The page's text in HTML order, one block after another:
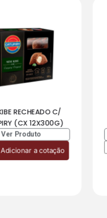
RECHEADO C/
(CX 12X300G)
Ver Produto
Adicionar a cotação